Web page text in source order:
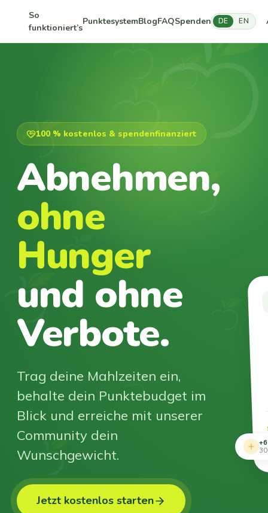
So
funktioniert’s
PunktesystemBlogFAQSpenden DE EN
100 % kostenlos & spendenfinanziert
Abnehmen,
ohne
Hunger
und ohne
Verbote.
Trag deine Mahlzeiten ein,
behalte dein Punktebudget im
Blick und erreiche mit unserer
Community dein
Wunschgewicht.
Jetzt kostenlos starten